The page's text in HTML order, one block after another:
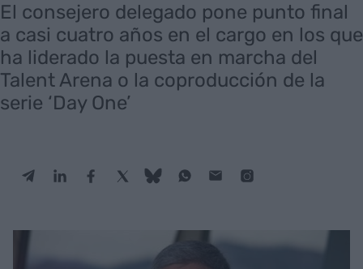
El consejero delegado pone punto final
a casi cuatro años en el cargo en los que
ha liderado la puesta en marcha del
Talent Arena o la coproducción de la
serie ‘Day One’